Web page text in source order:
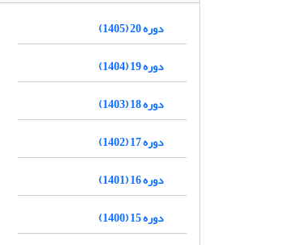
دوره 20 (1405)
دوره 19 (1404)
دوره 18 (1403)
دوره 17 (1402)
دوره 16 (1401)
دوره 15 (1400)